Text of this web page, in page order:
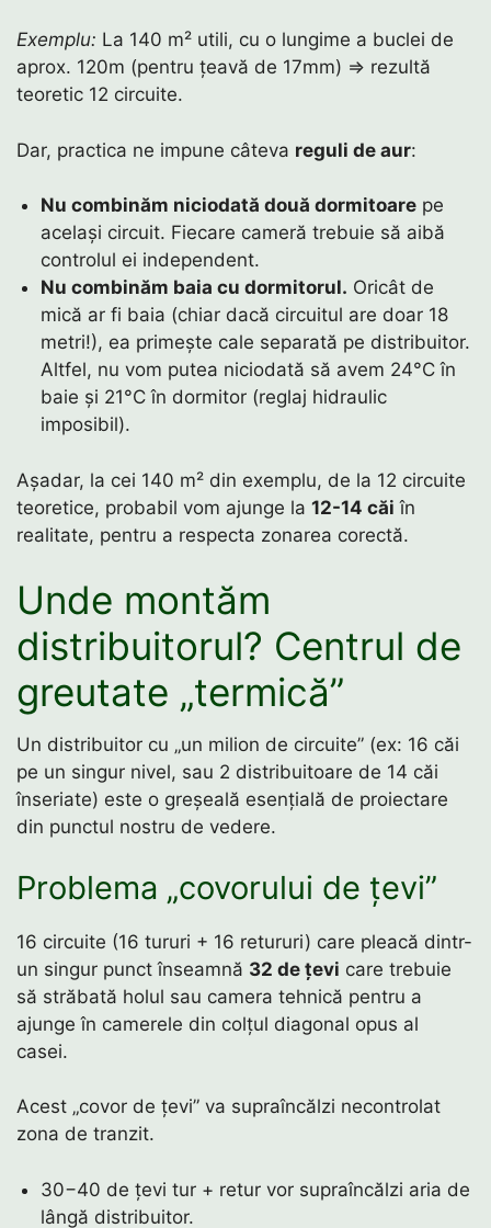
Exemplu: La 140 m² utili, cu o lungime a buclei de
aprox. 120m (pentru țeavă de 17mm) ⇒ rezultă
teoretic 12 circuite.
Dar, practica ne impune câteva reguli de aur:
Nu combinăm niciodată două dormitoare pe
același circuit. Fiecare cameră trebuie să aibă
controlul ei independent.
Nu combinăm baia cu dormitorul. Oricât de
mică ar fi baia (chiar dacă circuitul are doar 18
metri!), ea primește cale separată pe distribuitor.
Altfel, nu vom putea niciodată să avem 24°C în
baie și 21°C în dormitor (reglaj hidraulic
imposibil).
Așadar, la cei 140 m² din exemplu, de la 12 circuite
teoretice, probabil vom ajunge la 12-14 căi în
realitate, pentru a respecta zonarea corectă.
Unde montăm
distribuitorul? Centrul de
greutate „termică”
Un distribuitor cu „un milion de circuite” (ex: 16 căi
pe un singur nivel, sau 2 distribuitoare de 14 căi
înseriate) este o greșeală esențială de proiectare
din punctul nostru de vedere.
Problema „covorului de țevi”
16 circuite (16 tururi + 16 retururi) care pleacă dintr-
un singur punct înseamnă 32 de țevi care trebuie
să străbată holul sau camera tehnică pentru a
ajunge în camerele din colțul diagonal opus al
casei.
Acest „covor de țevi” va supraîncălzi necontrolat
zona de tranzit.
30−40 de țevi tur + retur vor supraîncălzi aria de
lângă distribuitor.